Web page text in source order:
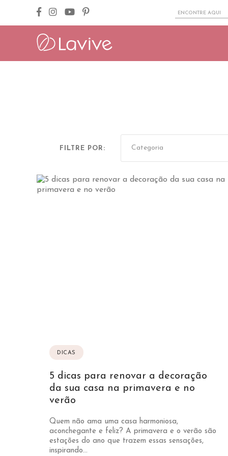
FILTRE POR:
DICAS
5 dicas para renovar a decoração
da sua casa na primavera e no
verão
Quem não ama uma casa harmoniosa,
aconchegante e feliz? A primavera e o verão são
estações do ano que trazem essas sensações,
inspirando...